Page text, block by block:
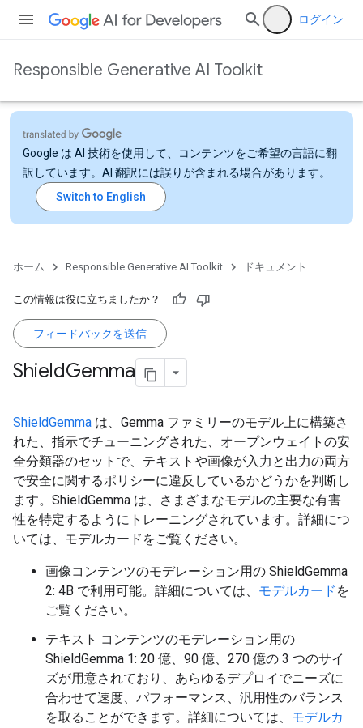
ログイン
Responsible Generative AI Toolkit
Google は AI 技術を使用して、コンテンツをご希望の言語に翻
訳しています。AI 翻訳には誤りが含まれる場合があります。
ホーム Responsible Generative AI Toolkit ドキュメント
この情報は役に立ちましたか？
フィードバックを送信
ShieldGemma
ShieldGemma は、Gemma ファミリーのモデル上に構築さ
れた、指示でチューニングされた、オープンウェイトの安
全分類器のセットで、テキストや画像が入力と出力の両方
で安全に関するポリシーに違反しているかどうかを判断し
ます。ShieldGemma は、さまざまなモデルの主要な有害
性を特定するようにトレーニングされています。詳細につ
いては、モデルカードをご覧ください。
画像コンテンツのモデレーション用の ShieldGemma
2: 4B で利用可能。詳細については、 モデルカード を
ご覧ください。
テキスト コンテンツのモデレーション用の
ShieldGemma 1: 20 億、90 億、270 億の 3 つのサイ
ズが用意されており、あらゆるデプロイでニーズに
合わせて速度、パフォーマンス、汎用性のバランス
を取ることができます。詳細については、 モデルカ